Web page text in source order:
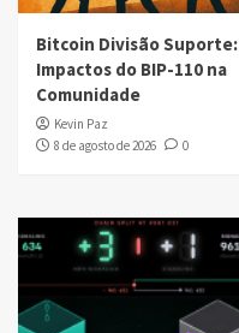
Bitcoin Divisão Suporte:
Impactos do BIP-110 na
Comunidade
Kevin Paz
8 de agosto de 2026
0